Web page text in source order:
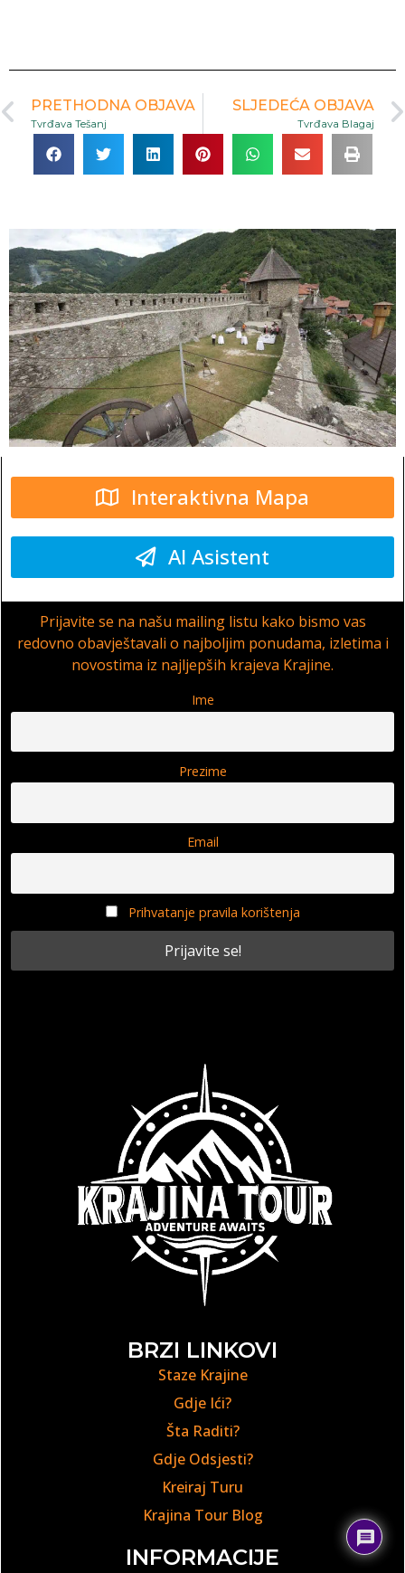
PRETHODNA OBJAVA
Tvrđava Tešanj
SLJEDEĆA OBJAVA
Tvrđava Blagaj
Interaktivna Mapa
AI Asistent
Prijavite se na našu mailing listu kako bismo vas
redovno obavještavali o najboljim ponudama, izletima i
novostima iz najljepših krajeva Krajine.
Ime
Prezime
Email
Prihvatanje pravila korištenja
BRZI LINKOVI
Staze Krajine
Gdje Ići?
Šta Raditi?
Gdje Odsjesti?
Kreiraj Turu
Krajina Tour Blog
INFORMACIJE